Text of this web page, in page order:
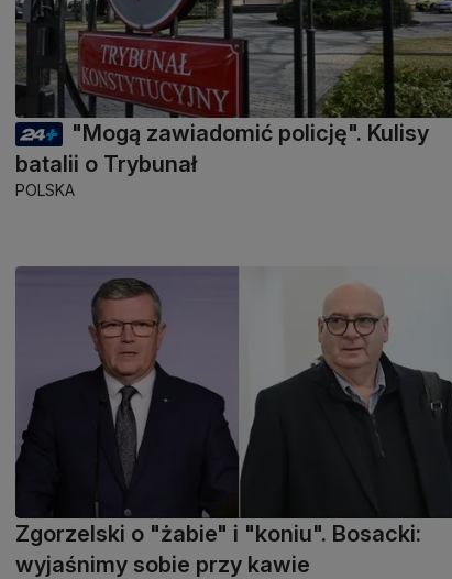
"Mogą zawiadomić policję". Kulisy
batalii o Trybunał
POLSKA
Zgorzelski o "żabie" i "koniu". Bosacki:
wyjaśnimy sobie przy kawie